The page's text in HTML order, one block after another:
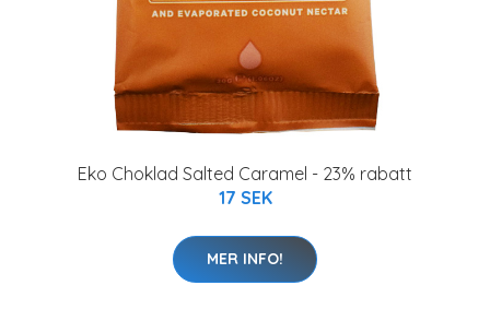
Eko Choklad Salted Caramel - 23% rabatt
17 SEK
MER INFO!